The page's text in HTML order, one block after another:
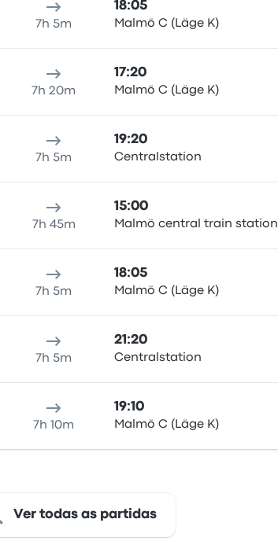
7h 5m
18:05
Malmö C (Läge K)
7h 20m
17:20
Malmö C (Läge K)
7h 5m
19:20
Centralstation
7h 45m
15:00
Malmö central train station
7h 5m
18:05
Malmö C (Läge K)
7h 5m
21:20
Centralstation
7h 10m
19:10
Malmö C (Läge K)
Ver todas as partidas